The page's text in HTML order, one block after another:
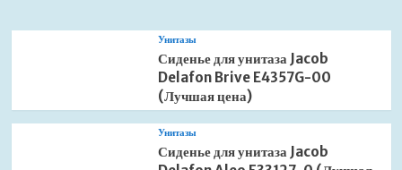
Унитазы
Сиденье для унитаза Jacob
Delafon Brive E4357G-00
(Лучшая цена)
Унитазы
Сиденье для унитаза Jacob